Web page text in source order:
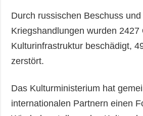
Durch russischen Beschuss und
Kriegshandlungen wurden 2427
Kulturinfrastruktur beschädigt,
zerstört.
Das Kulturministerium hat
internationalen Partnern einen